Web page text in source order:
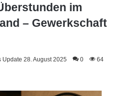
im
– Gewerkschaft
Update 28. August 2025 0 64